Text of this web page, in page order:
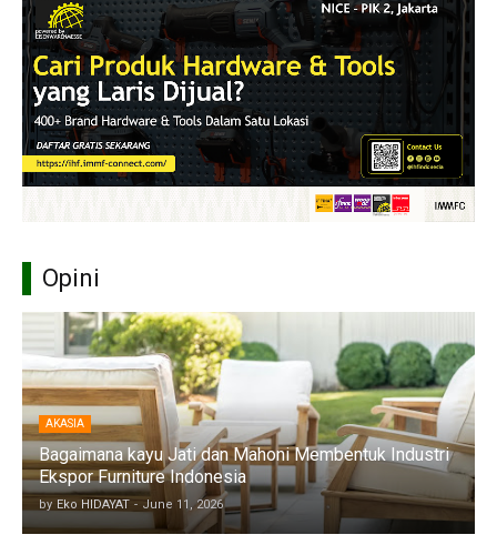
Opini
AKASIA
Bagaimana kayu Jati dan Mahoni Membentuk Industri
Ekspor Furniture Indonesia
by Eko HIDAYAT - June 11, 2026